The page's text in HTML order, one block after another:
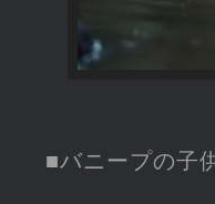
■バニープの子